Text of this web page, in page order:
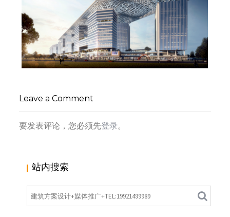
小寻同学
Leave a Comment
要发表评论，您必须先登录。
站内搜索